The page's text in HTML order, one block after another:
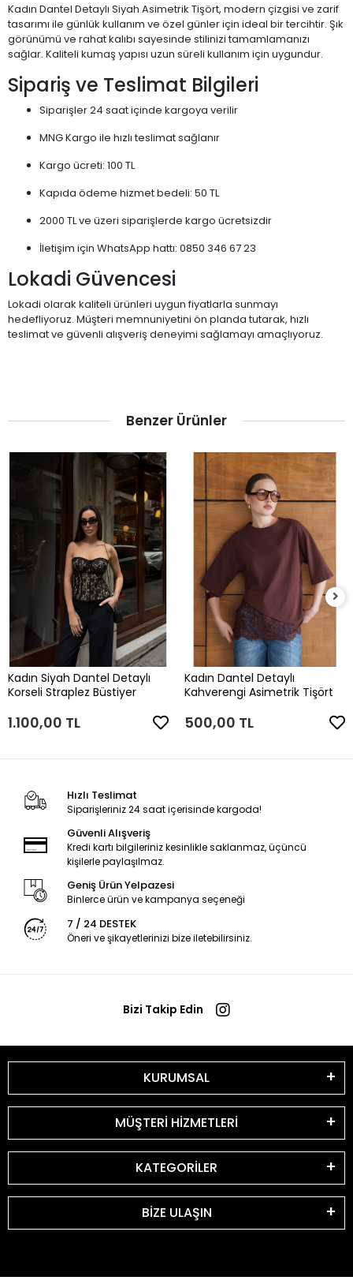
Kadın Dantel Detaylı Siyah Asimetrik Tişört, modern çizgisi ve zarif
tasarımı ile günlük kullanım ve özel günler için ideal bir tercihtir. Şık
görünümü ve rahat kalıbı sayesinde stilinizi tamamlamanızı
sağlar. Kaliteli kumaş yapısı uzun süreli kullanım için uygundur.
Sipariş ve Teslimat Bilgileri
Siparişler 24 saat içinde kargoya verilir
MNG Kargo ile hızlı teslimat sağlanır
Kargo ücreti: 100 TL
Kapıda ödeme hizmet bedeli: 50 TL
2000 TL ve üzeri siparişlerde kargo ücretsizdir
İletişim için WhatsApp hattı: 0850 346 67 23
Lokadi Güvencesi
Lokadi olarak kaliteli ürünleri uygun fiyatlarla sunmayı
hedefliyoruz. Müşteri memnuniyetini ön planda tutarak, hızlı
teslimat ve güvenli alışveriş deneyimi sağlamayı amaçlıyoruz.
Benzer Ürünler
Kadın Siyah Dantel Detaylı
Korseli Straplez Büstiyer
1.100,00 TL
Kadın Dantel Detaylı
Kahverengi Asimetrik Tişört
500,00 TL
Hızlı Teslimat
Siparişleriniz 24 saat içerisinde kargoda!
Güvenli Alışveriş
Kredi kartı bilgileriniz kesinlikle saklanmaz, üçüncü
kişilerle paylaşılmaz.
Geniş Ürün Yelpazesi
Binlerce ürün ve kampanya seçeneği
7 / 24 DESTEK
Öneri ve şikayetlerinizi bize iletebilirsiniz.
Bizi Takip Edin
KURUMSAL
MÜŞTERİ HİZMETLERİ
KATEGORİLER
BİZE ULAŞIN